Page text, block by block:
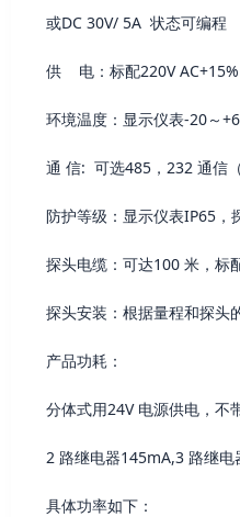
或DC 30V/ 5A 状态可编程
供 电：标配220V
环境温度：显示仪表-20～
通 信: 可选485，232 通信
防护等级：显示仪表IP65，
探头电缆：可达100 米，标
探头安装：根据量程和探头
产品功耗：
分体式用24V 电源供电，不
2 路继电器145mA,3 路继
具体功率如下：